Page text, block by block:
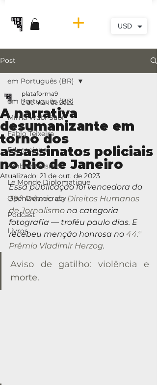
Post
em Português (BR)
Mirna Wabi-Sabi
Fabio Teixeira
Educacional
Ambientalismo
Le Monde Diplomatique
OpenDemocracy
Podcast
Livros
em Português (BR)
A narrativa
desumanizante em
torno dos
assassinatos policiais
no Rio de Janeiro
plataforma9
2 de mar. de 2022
Atualizado: 21 de out. de 2023
Essa publicação foi vencedora do
39.º Prêmio de Direitos Humanos
de Jornalismo na categoria
fotografia — troféu paulo dias. E
recebeu menção honrosa no 44.º
Prêmio Vladimir Herzog.
Aviso de gatilho: violência e
morte.
USD